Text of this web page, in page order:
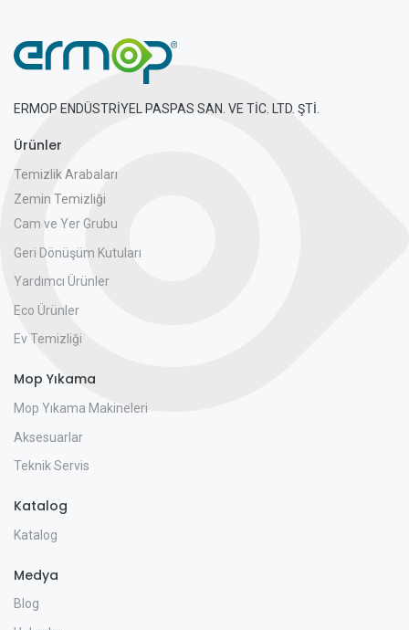
ERMOP ENDÜSTRİYEL PASPAS SAN. VE TİC. LTD. ŞTİ.
Ürünler
Temizlik Arabaları
Zemin Temizliği
Cam ve Yer Grubu
Geri Dönüşüm Kutuları
Yardımcı Ürünler
Eco Ürünler
Ev Temizliği
Mop Yıkama
Mop Yıkama Makineleri
Aksesuarlar
Teknik Servis
Katalog
Katalog
Medya
Blog